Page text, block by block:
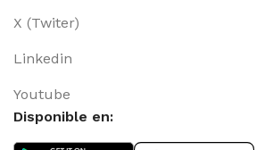
X (Twiter)
Linkedin
Youtube
Disponible en: